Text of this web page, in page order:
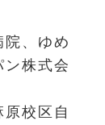
院、ゆめ
ン株式会
校区自